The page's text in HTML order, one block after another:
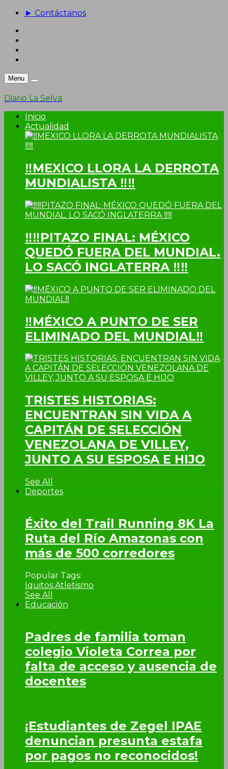
► Contáctanos
Menu
Diario La Selva
Inicio
Actualidad
‼MEXICO LLORA LA DERROTA
MUNDIALISTA ‼‼
‼‼PITAZO FINAL: MÉXICO
QUEDÓ FUERA DEL MUNDIAL.
LO SACÓ INGLATERRA ‼‼
‼MÉXICO A PUNTO DE SER
ELIMINADO DEL MUNDIAL‼
TRISTES HISTORIAS:
ENCUENTRAN SIN VIDA A
CAPITÁN DE SELECCIÓN
VENEZOLANA DE VILLEY,
JUNTO A SU ESPOSA E HIJO
See All
Deportes
Éxito del Trail Running 8K La
Ruta del Río Amazonas con
más de 500 corredores
Popular Tags:
Iquitos,Atletismo
See All
Educación
Padres de familia toman
colegio Violeta Correa por
falta de acceso y ausencia de
docentes
¡Estudiantes de Zegel IPAE
denuncian presunta estafa
por pagos no reconocidos!